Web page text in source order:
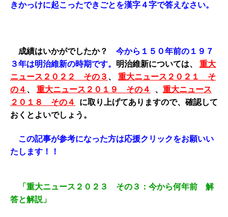
きかっけに起こったできごとを漢字４字で答えなさい。
成績はいかがでしたか？ 今から１５０年前の１９７
３年は明治維新の時期です。 明治維新については、 重大
ニュース２０２２ その３ 、
重大ニュース２０２１ そ
の４ 、 重大ニュース２０１９ その４ 、 重大ニュース
２０１８ その４
に取り上げてありますので、確認して
おくとよいでしょう。
この記事が参考になった方は応援クリックをお願いい
たします！！
「重大ニュース２０２３ その３：今から何年前 解
答と解説」